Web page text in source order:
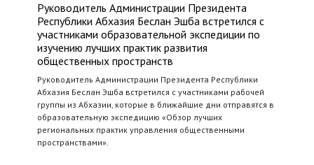
Руководитель Администрации Президента
Республики Абхазия Беслан Эшба встретился с
участниками образовательной экспедиции по
изучению лучших практик развития
общественных пространств
Руководитель Администрации Президента Республики
Абхазия Беслан Эшба встретился с участниками рабочей
группы из Абхазии, которые в ближайшие дни отправятся в
образовательную экспедицию «Обзор лучших
региональных практик управления общественными
пространствами».